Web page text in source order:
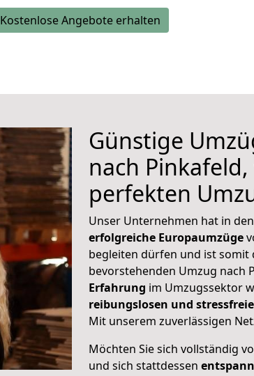
Kostenlose Angebote erhalten
Günstige
nach
perfekten
Unser Unternehmen hat in
erfolgreiche Europaumzüge
begleiten dürfen und ist
bevorstehenden Umzug nach
Erfahrung im Umzugssektor
reibungslosen und
Mit unserem zuverlässigen
Möchten Sie sich vollständig
und sich stattdessen